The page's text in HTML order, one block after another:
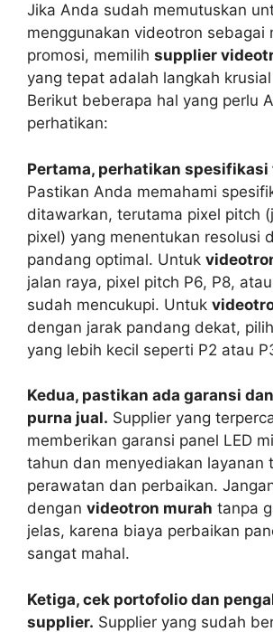
Jika Anda sudah memutuskan
menggunakan videotron sebagai
promosi, memilih supplier
yang tepat adalah langkah
Berikut beberapa hal yang perlu
perhatikan:
Pertama, perhatikan spesifikasi
Pastikan Anda memahami
ditawarkan, terutama pixel pitch
pixel) yang menentukan resolusi
pandang optimal. Untuk
jalan raya, pixel pitch P6, P8,
sudah mencukupi. Untuk
dengan jarak pandang dekat,
yang lebih kecil seperti P2 atau
Kedua, pastikan ada garansi
purna jual. Supplier yang
memberikan garansi panel LED
tahun dan menyediakan layanan
perawatan dan perbaikan.
dengan videotron murah tanpa
jelas, karena biaya perbaikan
sangat mahal.
Ketiga, cek portofolio dan
supplier. Supplier yang sudah